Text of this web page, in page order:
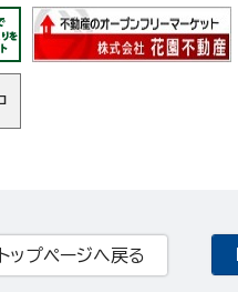
トップページへ戻る